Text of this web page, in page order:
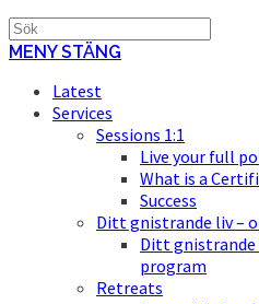
MENY STÄNG
Latest
Services
Sessions 1:1
Live your full
What is a
Success
Ditt gnistrande liv –
Ditt
program
Retreats